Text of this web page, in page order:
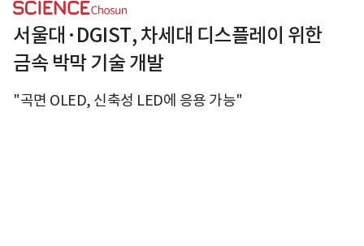
서울대·DGIST, 차세대 디스플레이 위한
금속 박막 기술 개발
"곡면 OLED, 신축성 LED에 응용 가능"